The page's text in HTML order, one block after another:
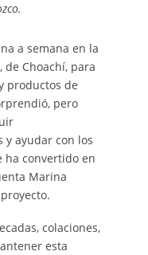
a semana en la
de Choachí, para
productos de
pero
y ayudar con los
ha convertido en
Marina
colaciones,
esta